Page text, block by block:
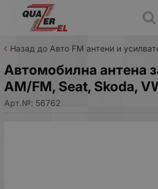
Назад до Авто FM антени и
Автомобилна антена
AM/FM, Seat, Skoda,
Арт.№: 56762